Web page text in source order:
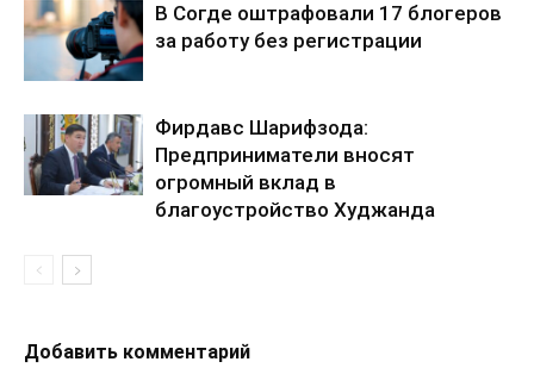
В Согде оштрафовали 17 блогеров
за работу без регистрации
Фирдавс Шарифзода:
Предприниматели вносят
огромный вклад в
благоустройство Худжанда
Добавить комментарий